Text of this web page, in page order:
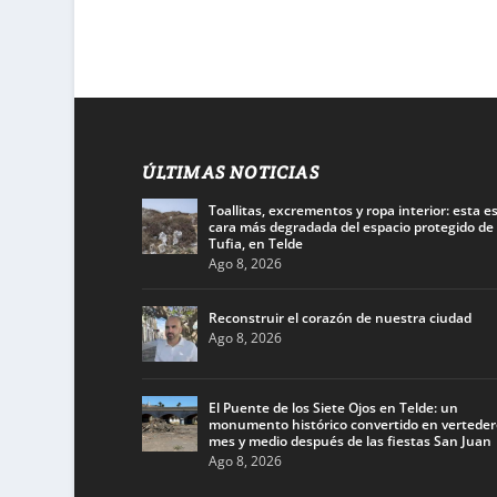
ÚLTIMAS NOTICIAS
Toallitas, excrementos y ropa interior: esta
cara más degradada del espacio protegido de
Tufia, en Telde
Ago 8, 2026
Reconstruir el corazón de nuestra ciudad
Ago 8, 2026
El Puente de los Siete Ojos en Telde: un
monumento histórico convertido en
mes y medio después de las fiestas San Juan
Ago 8, 2026